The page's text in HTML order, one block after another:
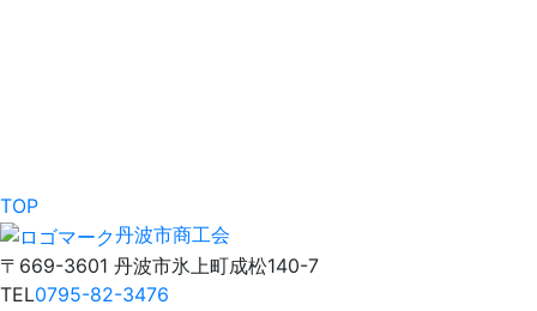
TOP
丹波市商工会
〒669-3601 丹波市氷上町成松140-7
TEL0795-82-3476